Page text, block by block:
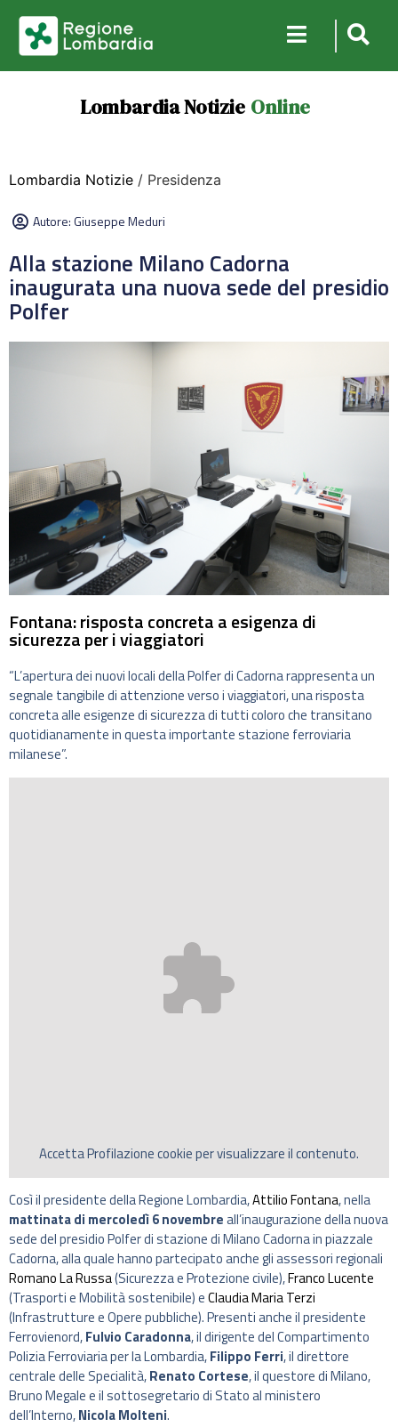
Lombardia Notizie Online
Lombardia Notizie / Presidenza
Autore:Giuseppe Meduri
Alla stazione Milano Cadorna
inaugurata una nuova sede del presidio
Polfer
Fontana: risposta concreta a esigenza di
sicurezza per i viaggiatori
“L’apertura dei nuovi locali della Polfer di Cadorna rappresenta un
segnale tangibile di attenzione verso i viaggiatori, una risposta
concreta alle esigenze di sicurezza di tutti coloro che transitano
quotidianamente in questa importante stazione ferroviaria
milanese”.
AccettaProfilazionecookie per visualizzare il contenuto.
Così il presidente della Regione Lombardia,Attilio Fontana, nella
mattinata di mercoledì 6 novembreall’inaugurazione della nuova
sede del presidio Polfer di stazione di Milano Cadorna in piazzale
Cadorna, alla quale hanno partecipato anche gli assessori regionali
Romano La Russa(Sicurezza e Protezione civile),Franco Lucente
(Trasporti e Mobilità sostenibile) eClaudia Maria Terzi
(Infrastrutture e Opere pubbliche). Presenti anche il presidente
Ferrovienord,Fulvio Caradonna, il dirigente del Compartimento
Polizia Ferroviaria per la Lombardia,Filippo Ferri, il direttore
centrale delle Specialità,Renato Cortese, il questore di Milano,
Bruno Megale e il sottosegretario di Stato al ministero
dell’Interno,Nicola Molteni.